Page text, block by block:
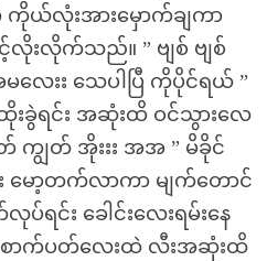
ယ်လုံးအားမှောက်ချကာ
းလိုက်သည်။ ” ဗျစ် ဗျစ်
မလေးး သေပါပြီ ကိုပိုင်ရယ် ”
ထိုးခွဲရင်း အဆုံးထိ ဝင်သွားလေ
ကျွတ် အိုးးး အအ ” မိခိုင်
ော့တက်လာကာ မျက်တောင်
ရင်း ခေါင်းလေးရမ်းနေ
ာက်ပတ်လေးထဲ လီးအဆုံးထိ